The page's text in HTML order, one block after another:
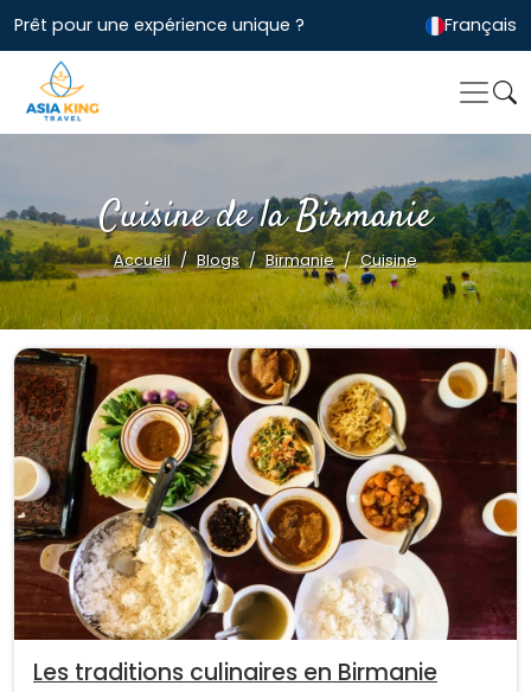
Prêt pour une expérience unique ? Français
Cuisine de la Birmanie
Accueil Blogs Birmanie Cuisine
Les traditions culinaires en Birmanie